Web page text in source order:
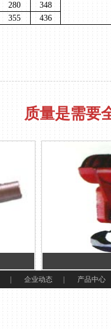
280
348
355 436
质量是需要
企业动态 产品中心